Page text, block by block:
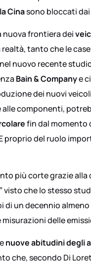
Cinasono bloccati dai
nuova frontiera dei
tanto che le
nuovo recente
Bain & Companye
dei nuovi
alle componenti,
fin dal momento
del ruolo
più corte grazie
visto che lo stesso
un decennio
delle
nuove abitudini degli
che, secondo Di